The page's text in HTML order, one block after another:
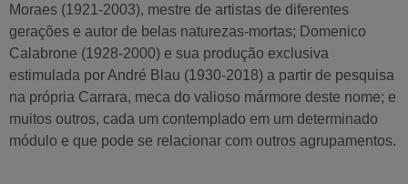
Moraes (1921-2003), mestre de artistas de diferentes
gerações e autor de belas naturezas-mortas; Domenico
Calabrone (1928-2000) e sua produção exclusiva
estimulada por André Blau (1930-2018) a partir de pesquisa
na própria Carrara, meca do valioso mármore deste nome; e
muitos outros, cada um contemplado em um determinado
módulo e que pode se relacionar com outros agrupamentos.